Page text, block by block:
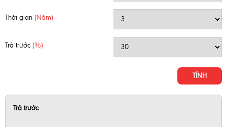
Thời gian (Năm)
Trả trước (%)
TÍNH
Trả trước